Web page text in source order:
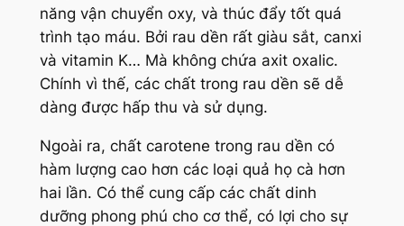
năng vận chuyển oxy, và thúc đẩy tốt quá
trình tạo máu. Bởi rau dền rất giàu sắt, canxi
và vitamin K… Mà không chứa axit oxalic.
Chính vì thế, các chất trong rau dền sẽ dễ
dàng được hấp thu và sử dụng.
Ngoài ra, chất carotene trong rau dền có
hàm lượng cao hơn các loại quả họ cà hơn
hai lần. Có thể cung cấp các chất dinh
dưỡng phong phú cho cơ thể, có lợi cho sự